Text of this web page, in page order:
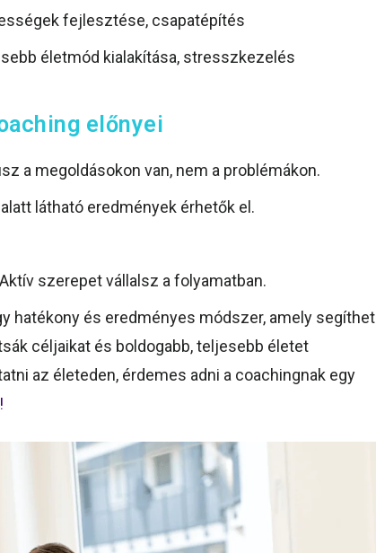
fejlesztése, csapatépítés
életmód kialakítása, stresszkezelés
előnyei
a megoldásokon van, nem a problémákon.
látható eredmények érhetők el.
Aktív szerepet vállalsz a folyamatban.
hatékony és eredményes módszer, amely segíthet
céljaikat és boldogabb, teljesebb életet
az életeden, érdemes adni a coachingnak egy